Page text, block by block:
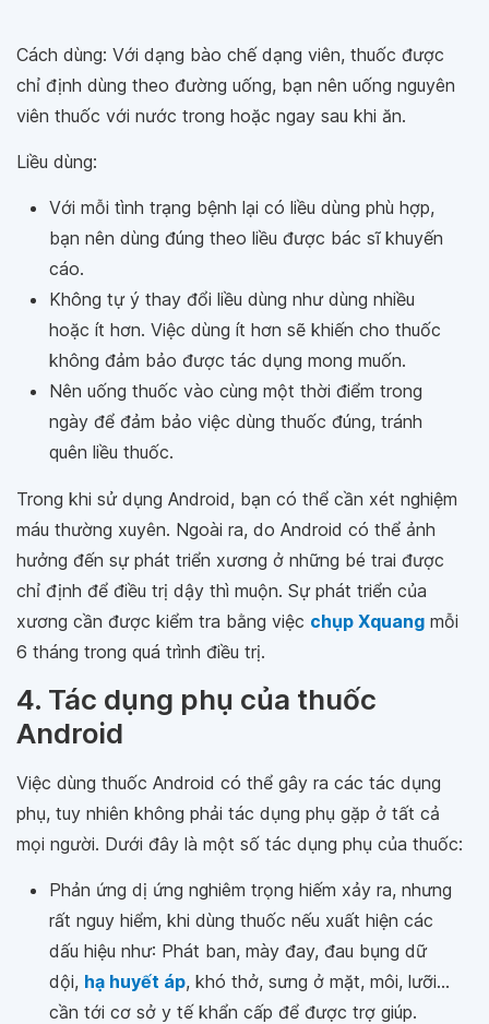
Cách dùng: Với dạng bào chế dạng viên, thuốc được
chỉ định dùng theo đường uống, bạn nên uống nguyên
viên thuốc với nước trong hoặc ngay sau khi ăn.
Liều dùng:
Với mỗi tình trạng bệnh lại có liều dùng phù hợp,
bạn nên dùng đúng theo liều được bác sĩ khuyến
cáo.
Không tự ý thay đổi liều dùng như dùng nhiều
hoặc ít hơn. Việc dùng ít hơn sẽ khiến cho thuốc
không đảm bảo được tác dụng mong muốn.
Nên uống thuốc vào cùng một thời điểm trong
ngày để đảm bảo việc dùng thuốc đúng, tránh
quên liều thuốc.
Trong khi sử dụng Android, bạn có thể cần xét nghiệm
máu thường xuyên. Ngoài ra, do Android có thể ảnh
hưởng đến sự phát triển xương ở những bé trai được
chỉ định để điều trị dậy thì muộn. Sự phát triển của
xương cần được kiểm tra bằng việc chụp Xquang mỗi
6 tháng trong quá trình điều trị.
4. Tác dụng phụ của thuốc
Android
Việc dùng thuốc Android có thể gây ra các tác dụng
phụ, tuy nhiên không phải tác dụng phụ gặp ở tất cả
mọi người. Dưới đây là một số tác dụng phụ của thuốc:
Phản ứng dị ứng nghiêm trọng hiếm xảy ra, nhưng
rất nguy hiểm, khi dùng thuốc nếu xuất hiện các
dấu hiệu như: Phát ban, mày đay, đau bụng dữ
dội, hạ huyết áp, khó thở, sưng ở mặt, môi, lưỡi...
cần tới cơ sở y tế khẩn cấp để được trợ giúp.